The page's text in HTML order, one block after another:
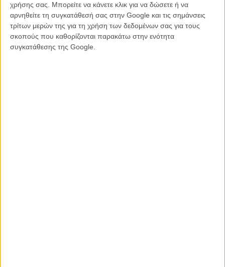
χρήσης σας. Μπορείτε να κάνετε κλικ για να δώσετε ή να
αρνηθείτε τη συγκατάθεσή σας στην Google και τις σημάνσεις
τρίτων μερών της για τη χρήση των δεδομένων σας για τους
σκοπούς που καθορίζονται παρακάτω στην ενότητα
συγκατάθεσης της Google.